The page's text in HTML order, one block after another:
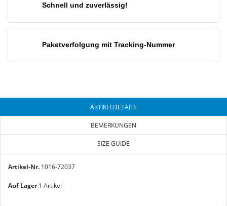
Schnell und zuverlässig!
Paketverfolgung mit Tracking-Nummer
ARTIKELDETAILS
BEMERKUNGEN
SIZE GUIDE
Artikel-Nr. 1016-72037
Auf Lager 1 Artikel